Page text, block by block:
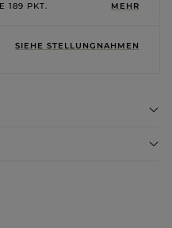
189 PKT. MEHR
SIEHE STELLUNGNAHMEN